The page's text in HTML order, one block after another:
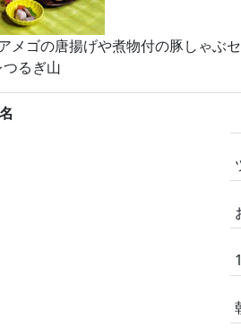
メゴの唐揚げや煮物付の豚しゃぶ
るぎ山